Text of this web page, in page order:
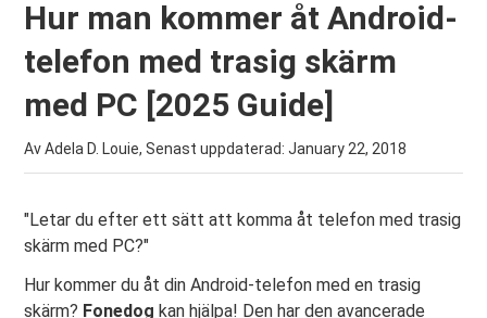
Hur man kommer åt Android-
telefon med trasig skärm
med PC [2025 Guide]
Av Adela D. Louie, Senast uppdaterad:January 22, 2018
"Letar du efter ett sätt att komma åt telefon med trasig
skärm med PC?"
Hur kommer du åt din Android-telefon med en trasig
skärm? Fonedog kan hjälpa! Den har den avancerade